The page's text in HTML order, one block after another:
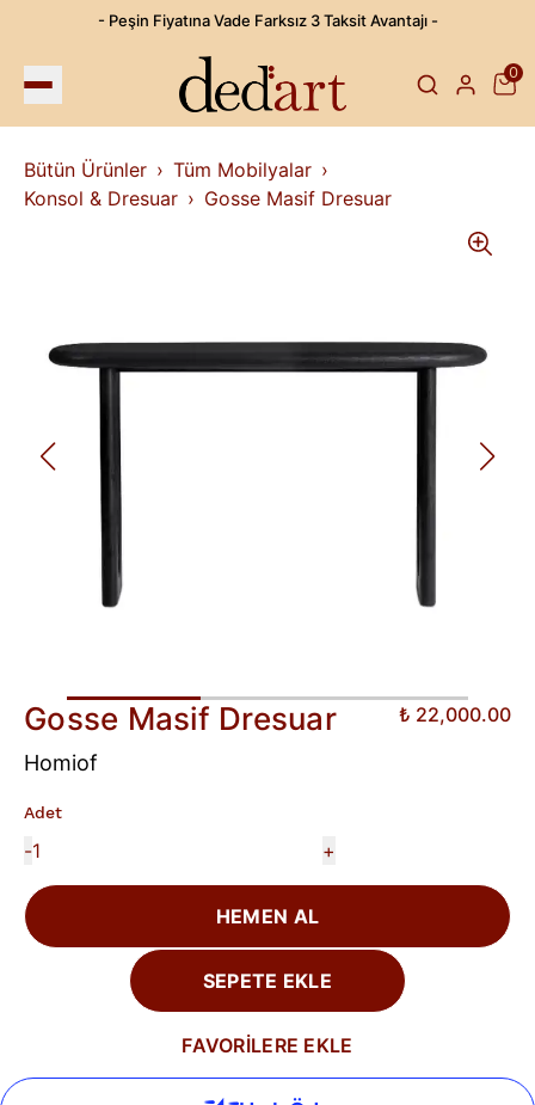
- Peşin Fiyatına Vade Farksız 3 Taksit Avantajı -
0
Bütün Ürünler
Tüm Mobilyalar
Konsol & Dresuar
Gosse Masif Dresuar
Gosse Masif Dresuar ₺ 22,000.00
Homiof
Adet
- +
HEMEN AL
SEPETE EKLE
FAVORİLERE EKLE